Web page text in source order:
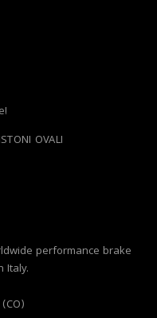
OVALI
performance brake
Italy.